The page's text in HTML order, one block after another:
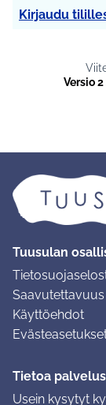
Kirjaudu
Versio 2
Tuusulan
Saavutettavuus
Käyttöehdot
Tietoa
Usein kysytyt